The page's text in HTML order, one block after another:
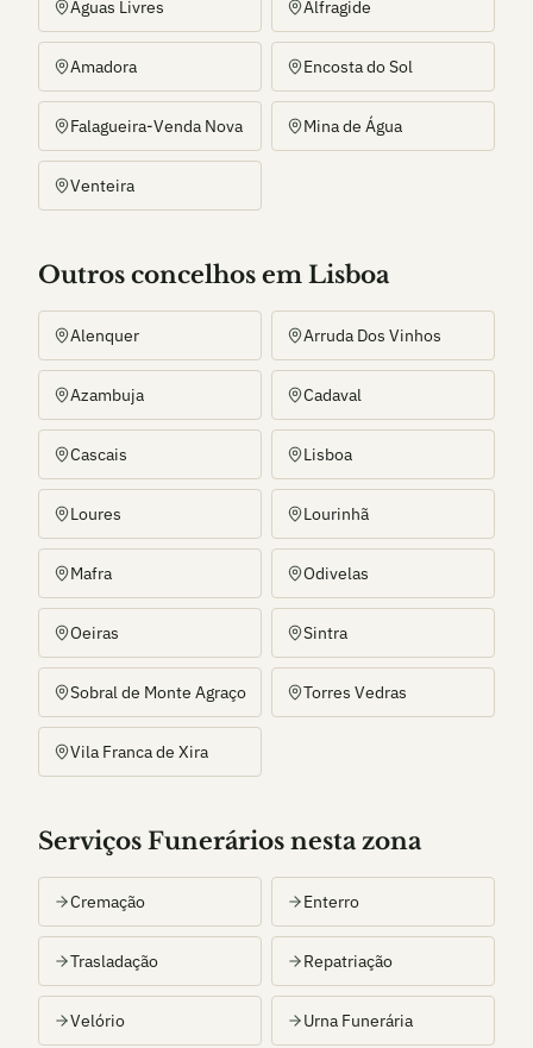
Águas Livres Alfragide
Amadora Encosta do Sol
Falagueira-Venda Nova Mina de Água
Venteira
Outros concelhos em Lisboa
Alenquer Arruda Dos Vinhos
Azambuja Cadaval
Cascais Lisboa
Loures Lourinhã
Mafra Odivelas
Oeiras Sintra
Sobral de Monte Agraço Torres Vedras
Vila Franca de Xira
Serviços Funerários nesta zona
Cremação Enterro
Trasladação Repatriação
Velório Urna Funerária